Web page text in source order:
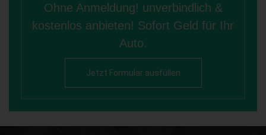
Ohne Anmeldung! unverbindlich &
kostenlos anbieten! Sofort Geld für Ihr
Auto.
Jetzt Formular ausfüllen